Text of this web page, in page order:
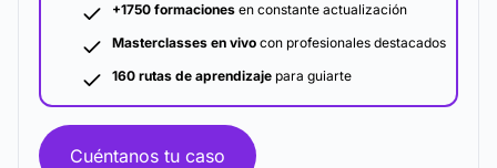
+1750 formaciones en constante actualización
Masterclasses en vivo con profesionales destacados
160 rutas de aprendizaje para guiarte
Cuéntanos tu caso